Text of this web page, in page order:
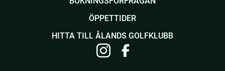
ÖPPETTIDER
HITTA TILL ÅLANDS GOLFKLUBB